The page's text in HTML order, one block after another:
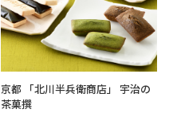
京都 「北川半兵衛商店」 宇治の
茶菓撰